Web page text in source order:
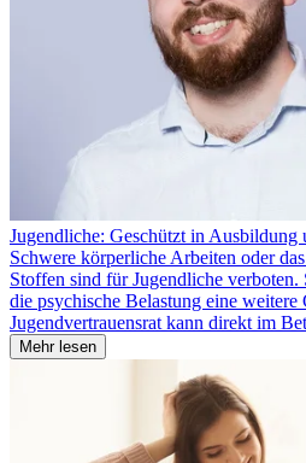
Jugendliche: Geschützt in Ausbildung
Schwere körperliche Arbeiten oder
Stoffen sind für Jugendliche verboten.
die psychische Belastung eine weitere
Jugendvertrauensrat kann direkt im
Mehr lesen